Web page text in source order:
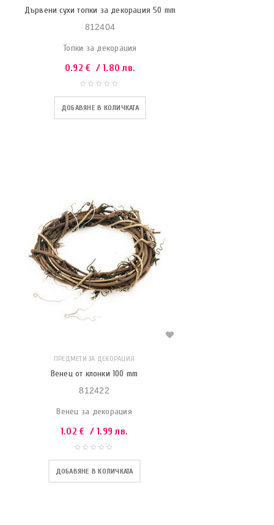
Дървени сухи топки за декорация 50 mm
812404
Топки за декорация
0.92€ / 1.80 лв.
ДОБАВЯНЕ В КОЛИЧКАТА
ПРЕДМЕТИ ЗА ДЕКОРАЦИЯ
Венец от клонки 100 mm
812422
Венец за декорация
1.02€ / 1.99 лв.
ДОБАВЯНЕ В КОЛИЧКАТА